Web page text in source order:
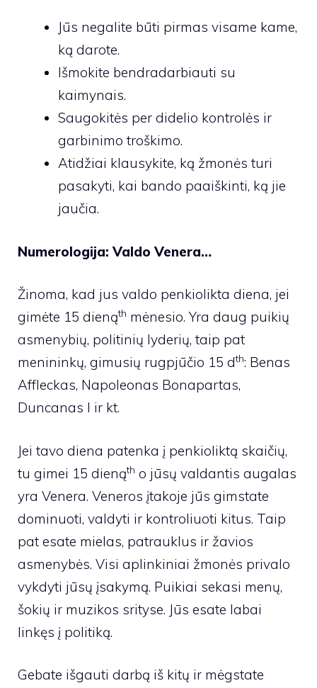
Jūs negalite būti pirmas visame kame,
ką darote.
Išmokite bendradarbiauti su
kaimynais.
Saugokitės per didelio kontrolės ir
garbinimo troškimo.
Atidžiai klausykite, ką žmonės turi
pasakyti, kai bando paaiškinti, ką jie
jaučia.
Numerologija:Valdo Venera…
Žinoma, kad jus valdo penkiolikta diena, jei
gimėte 15 dienąth mėnesio. Yra daug puikių
asmenybių, politinių lyderių, taip pat
menininkų, gimusių rugpjūčio 15 dth: Benas
Affleckas, Napoleonas Bonapartas,
Duncanas I ir kt.
Jei tavo diena patenka į penkioliktą skaičių,
tu gimei 15 dienąth o jūsų valdantis augalas
yra Venera. Veneros įtakoje jūs gimstate
dominuoti, valdyti ir kontroliuoti kitus. Taip
pat esate mielas, patrauklus ir žavios
asmenybės. Visi aplinkiniai žmonės privalo
vykdyti jūsų įsakymą. Puikiai sekasi menų,
šokių ir muzikos srityse. Jūs esate labai
linkęs į politiką.
Gebate išgauti darbą iš kitų ir mėgstate